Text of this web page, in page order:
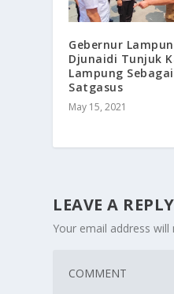
Gebernur
Djunaidi Tunjuk
Lampung
Satgasus
May 15, 2021
LEAVE A REPLY
Your email address will